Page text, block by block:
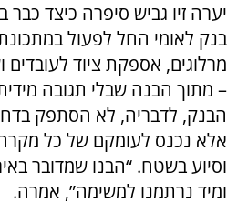
בנק לאומי החל לפעול
מרלוגים, אספקת ציוד לעובדים
– מתוך הבנה שבלי תגובה
הבנק, לדבריה, לא הסתפק
אלא נכנס לעומקם של כל מקרה
וסיוע בשטח. “הבנו שמדובר
ומיד נרתמנו למשימה”, אמרה.